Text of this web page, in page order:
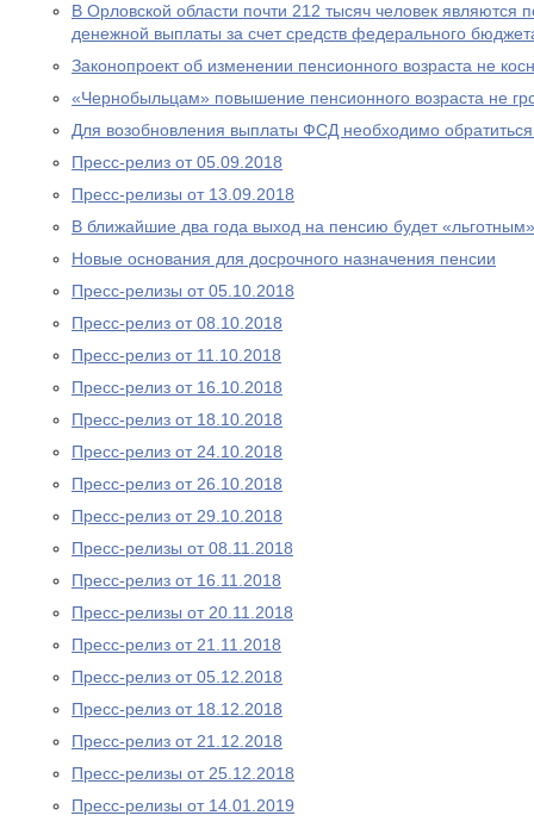
В Орловской области почти 212 тысяч человек являются
денежной выплаты за счет средств федерального
Законопроект об изменении пенсионного возраста не
«Чернобыльцам» повышение пенсионного возраста не
Для возобновления выплаты ФСД необходимо
Пресс-релиз от 05.09.2018
Пресс-релизы от 13.09.2018
В ближайшие два года выход на пенсию будет «льготным»
Новые основания для досрочного назначения пенсии
Пресс-релизы от 05.10.2018
Пресс-релиз от 08.10.2018
Пресс-релиз от 11.10.2018
Пресс-релиз от 16.10.2018
Пресс-релиз от 18.10.2018
Пресс-релиз от 24.10.2018
Пресс-релиз от 26.10.2018
Пресс-релиз от 29.10.2018
Пресс-релизы от 08.11.2018
Пресс-релиз от 16.11.2018
Пресс-релизы от 20.11.2018
Пресс-релиз от 21.11.2018
Пресс-релиз от 05.12.2018
Пресс-релиз от 18.12.2018
Пресс-релиз от 21.12.2018
Пресс-релизы от 25.12.2018
Пресс-релизы от 14.01.2019